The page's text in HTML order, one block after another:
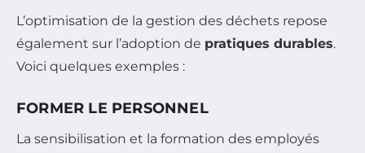
L’optimisation de la gestion des déchets repose
également sur l’adoption de pratiques durables.
Voici quelques exemples :
FORMER LE PERSONNEL
La sensibilisation et la formation des employés